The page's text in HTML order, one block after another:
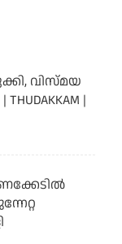
വിസ്മയ
|